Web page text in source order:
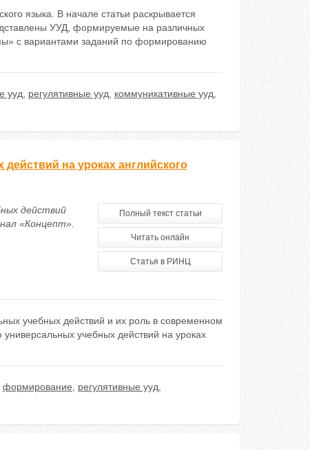
языка. В начале статьи раскрывается
УУД, формируемые на различных
с вариантами заданий по формированию
ууд регулятивные ууд коммуникативные ууд
на уроках английского
действий
«Концепт».
Полный текст статьи
Читать онлайн
Статья в РИНЦ
учебных действий и их роль в современном
учебных действий на уроках
формирование регулятивные ууд